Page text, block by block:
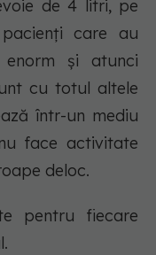
de 4 litri, pe
care au
și atunci
cu totul altele
într-un mediu
face activitate
deloc.
pentru fiecare